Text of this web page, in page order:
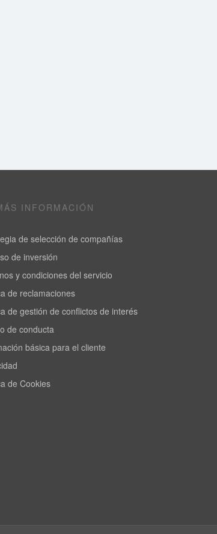
INFORMACIÓN
de selección de compañías
de inversión
y condiciones del servicio
de reclamaciones
de gestión de conflictos de interés
de conducta
básica para el cliente
de Cookies